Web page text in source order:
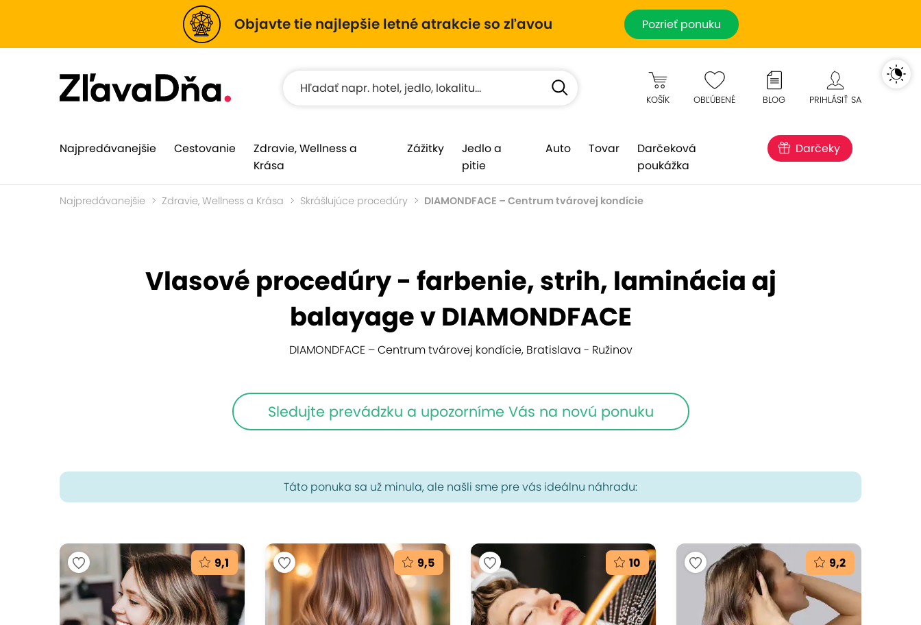
Objavte tie najlepšie letné atrakcie so zľavou Pozrieť ponuku
KOŠÍK OBĽÚBENÉ BLOG PRIHLÁSIŤ SA
Najpredávanejšie Cestovanie
Zdravie, Wellness a
Krása
Zážitky
Jedlo a
pitie
Auto Tovar
Darčeková
poukážka
Darčeky
Najpredávanejšie Zdravie, Wellness a Krása Skrášlujúce procedúry DIAMONDFACE – Centrum tvárovej kondície
Vlasové procedúry - farbenie, strih, laminácia aj
balayage v DIAMONDFACE
DIAMONDFACE – Centrum tvárovej kondície, Bratislava - Ružinov
Sledujte prevádzku a upozorníme Vás na novú ponuku
Táto ponuka sa už minula, ale našli sme pre vás ideálnu náhradu:
9,1 9,5 10 9,2